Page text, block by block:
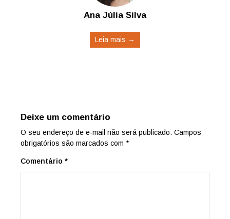
Ana Júlia Silva
Leia mais →
Deixe um comentário
O seu endereço de e-mail não será publicado. Campos
obrigatórios são marcados com *
Comentário *